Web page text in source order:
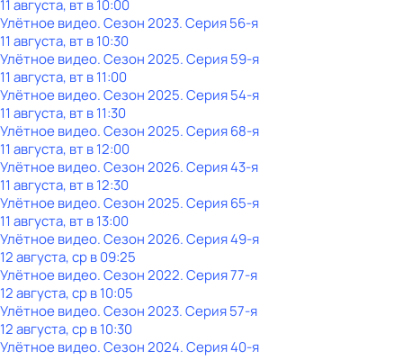
11 августа, вт в 10:00
Улётное видео. Сезон 2023. Серия 56-я
11 августа, вт в 10:30
Улётное видео. Сезон 2025. Серия 59-я
11 августа, вт в 11:00
Улётное видео. Сезон 2025. Серия 54-я
11 августа, вт в 11:30
Улётное видео. Сезон 2025. Серия 68-я
11 августа, вт в 12:00
Улётное видео. Сезон 2026. Серия 43-я
11 августа, вт в 12:30
Улётное видео. Сезон 2025. Серия 65-я
11 августа, вт в 13:00
Улётное видео. Сезон 2026. Серия 49-я
12 августа, ср в 09:25
Улётное видео. Сезон 2022. Серия 77-я
12 августа, ср в 10:05
Улётное видео. Сезон 2023. Серия 57-я
12 августа, ср в 10:30
Улётное видео. Сезон 2024. Серия 40-я